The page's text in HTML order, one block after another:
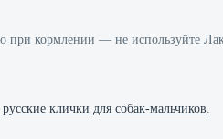
при кормлении — не используйте
русские клички для собак-мальчиков